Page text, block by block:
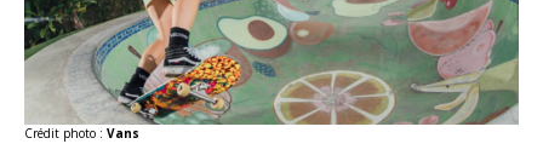
Crédit photo : Vans